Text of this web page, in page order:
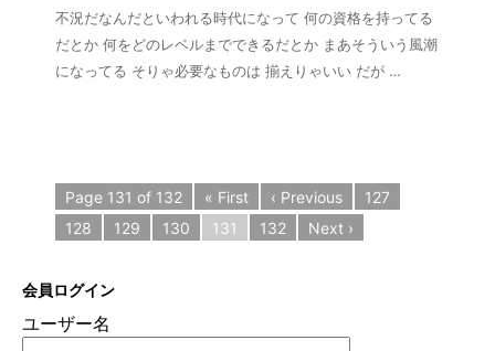
不況だなんだといわれる時代になって 何の資格を持ってる
だとか 何をどのレベルまでできるだとか まあそういう風潮
になってる そりゃ必要なものは 揃えりゃいい だが …
Page 131 of 132 « First ‹ Previous
127
128
129 130 131 132 Next ›
会員ログイン
ユーザー名